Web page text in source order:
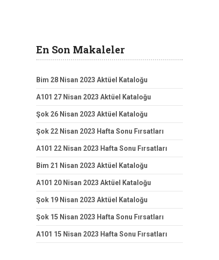
En Son Makaleler
Bim 28 Nisan 2023 Aktüel Kataloğu
A101 27 Nisan 2023 Aktüel Kataloğu
Şok 26 Nisan 2023 Aktüel Kataloğu
Şok 22 Nisan 2023 Hafta Sonu Fırsatları
A101 22 Nisan 2023 Hafta Sonu Fırsatları
Bim 21 Nisan 2023 Aktüel Kataloğu
A101 20 Nisan 2023 Aktüel Kataloğu
Şok 19 Nisan 2023 Aktüel Kataloğu
Şok 15 Nisan 2023 Hafta Sonu Fırsatları
A101 15 Nisan 2023 Hafta Sonu Fırsatları